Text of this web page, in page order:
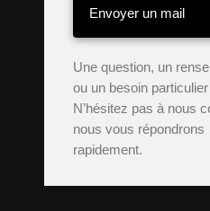
Envoyer un mail
Une question, un
ou un besoin
N’hésitez pas à nous
nous vous répondrons
rapidement.